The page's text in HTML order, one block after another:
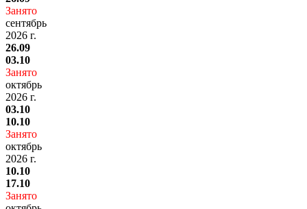
Занято
сентябрь
2026 г.
26.09
03.10
Занято
октябрь
2026 г.
03.10
10.10
Занято
октябрь
2026 г.
10.10
17.10
Занято